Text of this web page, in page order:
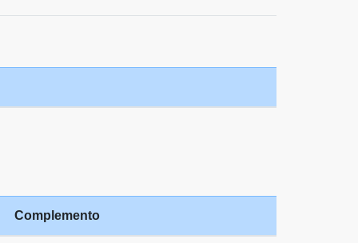
Complemento